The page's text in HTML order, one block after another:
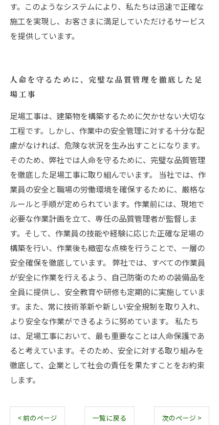
す。このようなシステムにより、私たちは迅速で正確な
施工を実現し、お客さまに満足していただけるサービス
を提供しています。
人命を守るために、完璧な品質管理を徹底した足
場工事
足場工事は、建築物を構築するために欠かせない大切な
工程です。しかし、作業中の安全管理に対する十分な配
慮がなければ、危険な状況を生み出すことになります。
そのため、弊社では人命を守るために、完璧な品質管理
を徹底した足場工事に取り組んでいます。 当社では、作
業員の安全と職場の労働環境を確保するために、厳格な
ルールと手順が定められています。作業前には、現地で
必要な作業計画を立て、専任の品質管理者が監督しま
す。そして、作業員の技能や経験に応じた正確な足場の
構築を行い、作業後も緻密な点検を行うことで、一層の
安全確保を徹底しています。 弊社では、すべての作業員
が安全に作業を行えるよう、自己防衛のための装備品を
全員に提供し、安全教育や研修も定期的に実施していま
す。また、常に技術革新や新しい安全規制を取り入れ、
より安全な作業ができるように努めています。 私たち
は、足場工事において、最も重要なことは人命保護であ
ると考えています。そのため、安全に対する取り組みを
徹底して、企業として社会の責任を果たすことをお約束
します。
< 前のページ 一覧に戻る 次のページ >